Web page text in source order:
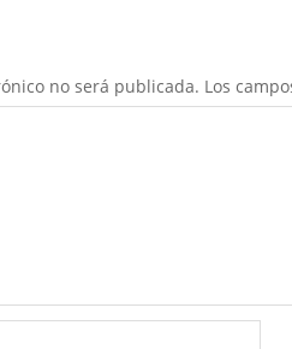
no será publicada. Los